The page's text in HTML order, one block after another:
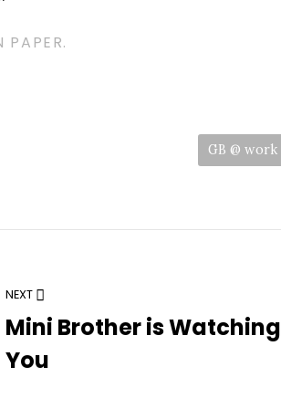
Categories:
GB @ work
NEXT
Mini Brother is Watching
You